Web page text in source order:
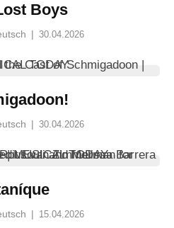
Boys
| 30.04.2026
| 30.04.2026
| 15.04.2026